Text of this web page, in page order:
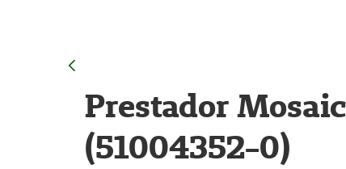
Prestador
(51004352-0)